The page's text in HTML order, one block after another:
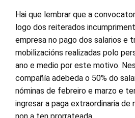
Hai que lembrar que a
logo dos reiterados
empresa no pago dos salarios e
mobilizacións realizadas polo
ano e medio por este motivo.
compañía adebeda o 50% do
nóminas de febreiro e marzo e
ingresar a paga extraordinaria de